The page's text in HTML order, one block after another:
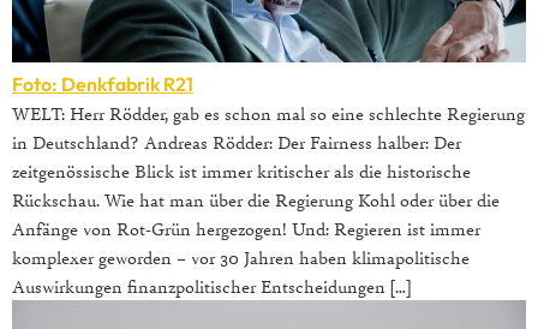
Foto: Denkfabrik R21
WELT: Herr Rödder, gab es schon mal so eine schlechte Regierung
in Deutschland? Andreas Rödder: Der Fairness halber: Der
zeitgenössische Blick ist immer kritischer als die historische
Rückschau. Wie hat man über die Regierung Kohl oder über die
Anfänge von Rot-Grün hergezogen! Und: Regieren ist immer
komplexer geworden – vor 30 Jahren haben klimapolitische
Auswirkungen finanzpolitischer Entscheidungen […]